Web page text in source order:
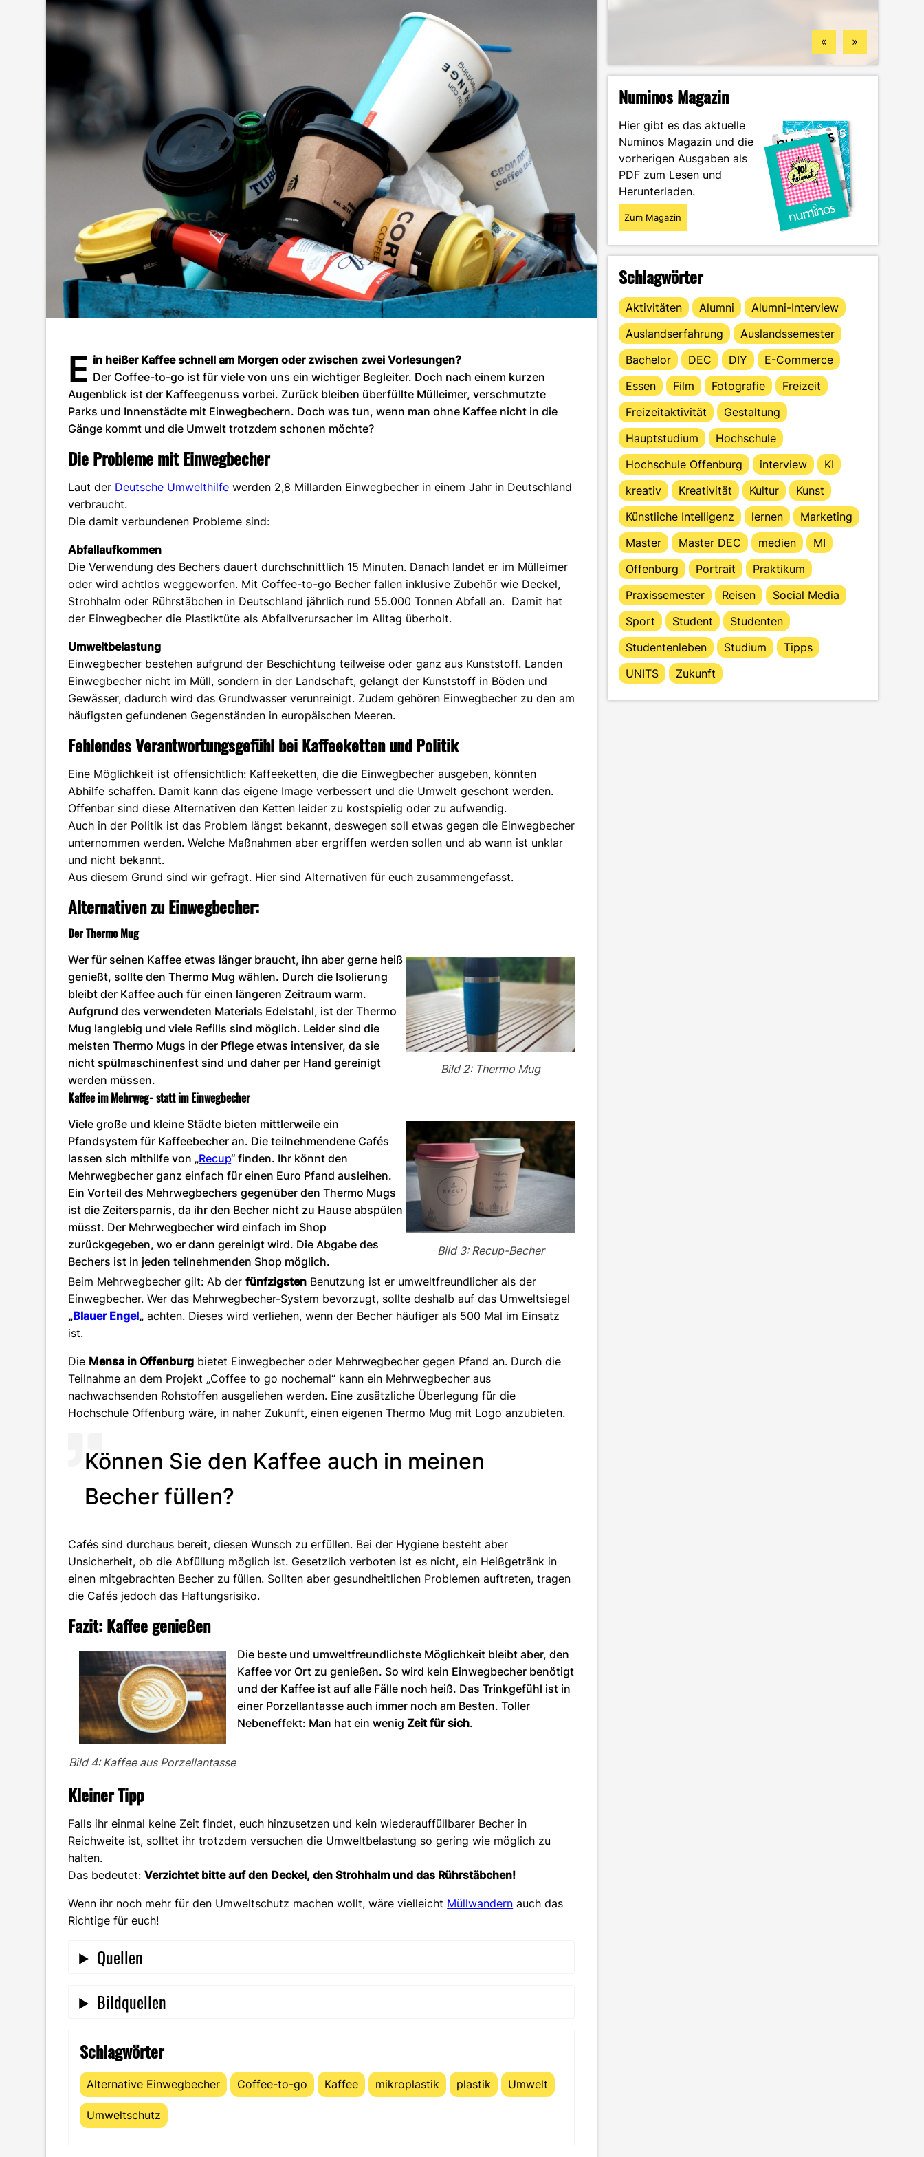
E in heißer Kaffee schnell am Morgen oder zwischen zwei Vorlesungen?
Der Coffee-to-go ist für viele von uns ein wichtiger Begleiter. Doch nach einem kurzen
Augenblick ist der Kaffeegenuss vorbei. Zurück bleiben überfüllte Mülleimer, verschmutzte
Parks und Innenstädte mit Einwegbechern. Doch was tun, wenn man ohne Kaffee nicht in die
Gänge kommt und die Umwelt trotzdem schonen möchte?
Die Probleme mit Einwegbecher
Laut der Deutsche Umwelthilfe werden 2,8 Millarden Einwegbecher in einem Jahr in Deutschland
verbraucht.
Die damit verbundenen Probleme sind:
Abfallaufkommen
Die Verwendung des Bechers dauert durchschnittlich 15 Minuten. Danach landet er im Mülleimer
oder wird achtlos weggeworfen. Mit Coffee-to-go Becher fallen inklusive Zubehör wie Deckel,
Strohhalm oder Rührstäbchen in Deutschland jährlich rund 55.000 Tonnen Abfall an. Damit hat
der Einwegbecher die Plastiktüte als Abfallverursacher im Alltag überholt.
Umweltbelastung
Einwegbecher bestehen aufgrund der Beschichtung teilweise oder ganz aus Kunststoff. Landen
Einwegbecher nicht im Müll, sondern in der Landschaft, gelangt der Kunststoff in Böden und
Gewässer, dadurch wird das Grundwasser verunreinigt. Zudem gehören Einwegbecher zu den am
häufigsten gefundenen Gegenständen in europäischen Meeren.
Fehlendes Verantwortungsgefühl bei Kaffeeketten und Politik
Eine Möglichkeit ist offensichtlich: Kaffeeketten, die die Einwegbecher ausgeben, könnten
Abhilfe schaffen. Damit kann das eigene Image verbessert und die Umwelt geschont werden.
Offenbar sind diese Alternativen den Ketten leider zu kostspielig oder zu aufwendig.
Auch in der Politik ist das Problem längst bekannt, deswegen soll etwas gegen die Einwegbecher
unternommen werden. Welche Maßnahmen aber ergriffen werden sollen und ab wann ist unklar
und nicht bekannt.
Aus diesem Grund sind wir gefragt. Hier sind Alternativen für euch zusammengefasst.
Alternativen zu Einwegbecher:
Der Thermo Mug
Wer für seinen Kaffee etwas länger braucht, ihn aber gerne heiß
genießt, sollte den Thermo Mug wählen. Durch die Isolierung
bleibt der Kaffee auch für einen längeren Zeitraum warm.
Aufgrund des verwendeten Materials Edelstahl, ist der Thermo
Mug langlebig und viele Refills sind möglich. Leider sind die
meisten Thermo Mugs in der Pflege etwas intensiver, da sie
nicht spülmaschinenfest sind und daher per Hand gereinigt
werden müssen.
Bild 2: Thermo Mug
Kaffee im Mehrweg- statt im Einwegbecher
Viele große und kleine Städte bieten mittlerweile ein
Pfandsystem für Kaffeebecher an. Die teilnehmendene Cafés
lassen sich mithilfe von „Recup“ finden. Ihr könnt den
Mehrwegbecher ganz einfach für einen Euro Pfand ausleihen.
Ein Vorteil des Mehrwegbechers gegenüber den Thermo Mugs
ist die Zeitersparnis, da ihr den Becher nicht zu Hause abspülen
müsst. Der Mehrwegbecher wird einfach im Shop
zurückgegeben, wo er dann gereinigt wird. Die Abgabe des
Bechers ist in jeden teilnehmenden Shop möglich.
Bild 3: Recup-Becher
Beim Mehrwegbecher gilt: Ab derfünfzigsten Benutzung ist er umweltfreundlicher als der
Einwegbecher. Wer das Mehrwegbecher-System bevorzugt, sollte deshalb auf das Umweltsiegel
„Blauer Engel„ achten. Dieses wird verliehen, wenn der Becher häufiger als 500 Mal im Einsatz
ist.
Die Mensa in Offenburg bietet Einwegbecher oder Mehrwegbecher gegen Pfand an. Durch die
Teilnahme an dem Projekt „Coffee to go nochemal“ kann ein Mehrwegbecher aus
nachwachsenden Rohstoffen ausgeliehen werden. Eine zusätzliche Überlegung für die
Hochschule Offenburg wäre, in naher Zukunft, einen eigenen Thermo Mug mit Logo anzubieten.
Können Sie den Kaffee auch in meinen
Becher füllen?
Cafés sind durchaus bereit, diesen Wunsch zu erfüllen. Bei der Hygiene besteht aber
Unsicherheit, ob die Abfüllung möglich ist. Gesetzlich verboten ist es nicht, ein Heißgetränk in
einen mitgebrachten Becher zu füllen. Sollten aber gesundheitlichen Problemen auftreten, tragen
die Cafés jedoch das Haftungsrisiko.
Fazit: Kaffee genießen
Bild 4: Kaffee aus Porzellantasse
Die beste und umweltfreundlichste Möglichkeit bleibt aber, den
Kaffee vor Ort zu genießen. So wird kein Einwegbecher benötigt
und der Kaffee ist auf alle Fälle noch heiß. Das Trinkgefühl ist in
einer Porzellantasse auch immer noch am Besten. Toller
Nebeneffekt: Man hat ein wenig Zeit für sich.
Kleiner Tipp
Falls ihr einmal keine Zeit findet, euch hinzusetzen und kein wiederauffüllbarer Becher in
Reichweite ist, solltet ihr trotzdem versuchen die Umweltbelastung so gering wie möglich zu
halten.
Das bedeutet:Verzichtet bitte auf den Deckel, den Strohhalm und das Rührstäbchen!
Wenn ihr noch mehr für den Umweltschutz machen wollt, wäre vielleicht Müllwandern auch das
Richtige für euch!
Quellen
Bildquellen
Schlagwörter
Alternative Einwegbecher Coffee-to-go Kaffee mikroplastik plastik Umwelt
Umweltschutz
« »
Numinos Magazin
Hier gibt es das aktuelle
Numinos Magazin und die
vorherigen Ausgaben als
PDF zum Lesen und
Herunterladen.
Zum Magazin
Schlagwörter
Aktivitäten Alumni
Alumni-Interview
Auslandserfahrung
Auslandssemester
Bachelor
DEC DIY
E-Commerce
Essen
Film Fotografie
Freizeit
Freizeitaktivität
Gestaltung
Hauptstudium
Hochschule
Hochschule Offenburg
interview
KI
kreativ
Kreativität Kultur
Kunst
Künstliche Intelligenz
lernen
Marketing
Master
Master DEC medien
MI
Offenburg
Portrait
Praktikum
Praxissemester
Reisen
Social Media
Sport
Student
Studenten
Studentenleben
Studium
Tipps
UNITS
Zukunft